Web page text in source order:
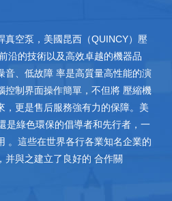
真空泵，美國昆西（QUINCY）壓
沿的技術以及高效卓越的機器品
音、低故障 率是高質量高性能的演
控制界面操作簡單，不但將 壓縮機
，更是售后服務強有力的保障。美
是綠色環保的倡導者和先行者，一
。這些在世界各行各業知名企業的
并與之建立了良好的 合作關